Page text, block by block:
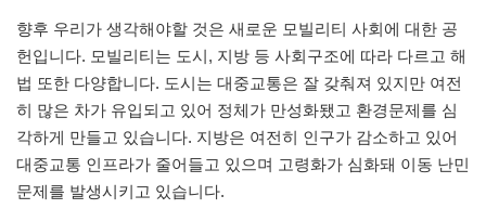
향후 우리가 생각해야할 것은 새로운 모빌리티 사회에 대한 공
헌입니다. 모빌리티는 도시, 지방 등 사회구조에 따라 다르고 해
법 또한 다양합니다. 도시는 대중교통은 잘 갖춰져 있지만 여전
히 많은 차가 유입되고 있어 정체가 만성화됐고 환경문제를 심
각하게 만들고 있습니다. 지방은 여전히 인구가 감소하고 있어
대중교통 인프라가 줄어들고 있으며 고령화가 심화돼 이동 난민
문제를 발생시키고 있습니다.